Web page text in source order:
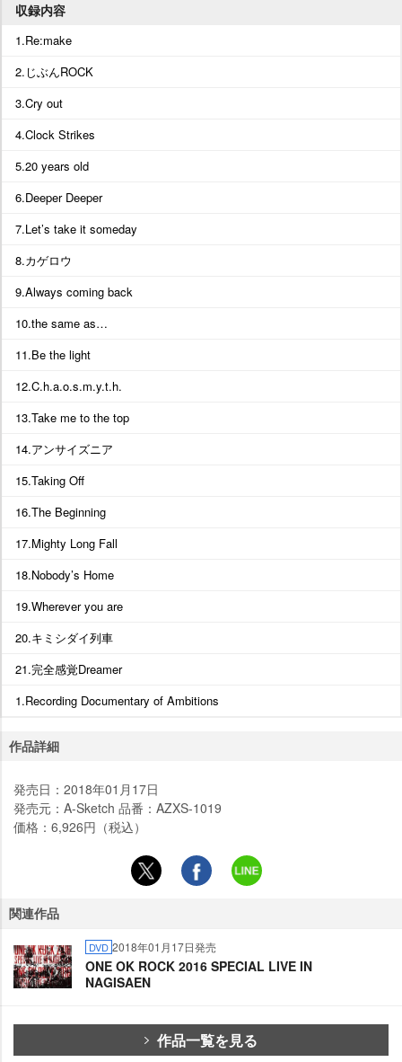
収録内容
1.Re:make
2.じぶんROCK
3.Cry out
4.Clock Strikes
5.20 years old
6.Deeper Deeper
7.Let’s take it someday
8.カゲロウ
9.Always coming back
10.the same as…
11.Be the light
12.C.h.a.o.s.m.y.t.h.
13.Take me to the top
14.アンサイズニア
15.Taking Off
16.The Beginning
17.Mighty Long Fall
18.Nobody’s Home
19.Wherever you are
20.キミシダイ列車
21.完全感覚Dreamer
1.Recording Documentary of Ambitions
作品詳細
発売日：2018年01月17日
発売元：A-Sketch 品番：AZXS-1019
価格：6,926円（税込）
関連作品
DVD 2018年01月17日発売
ONE OK ROCK 2016 SPECIAL LIVE IN
NAGISAEN
作品一覧を見る